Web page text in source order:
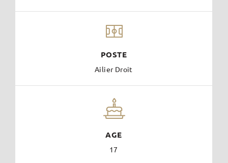
POSTE
Ailier Droit
AGE
17